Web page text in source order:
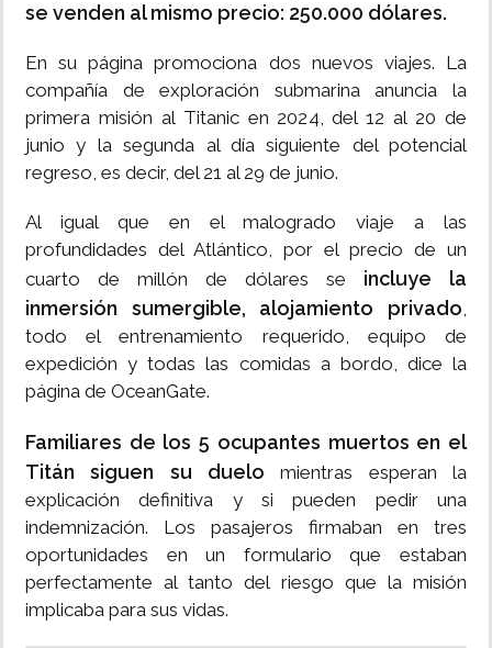
se venden al mismo precio: 250.000 dólares.
En su página promociona dos nuevos viajes. La
compañía de exploración submarina anuncia la
primera misión al Titanic en 2024, del 12 al 20 de
junio y la segunda al día siguiente del potencial
regreso, es decir, del 21 al 29 de junio.
Al igual que en el malogrado viaje a las
profundidades del Atlántico, por el precio de un
cuarto de millón de dólares se incluye la
inmersión sumergible, alojamiento privado,
todo el entrenamiento requerido, equipo de
expedición y todas las comidas a bordo, dice la
página de OceanGate.
Familiares de los 5 ocupantes muertos en el
Titán siguen su duelo mientras esperan la
explicación definitiva y si pueden pedir una
indemnización. Los pasajeros firmaban en tres
oportunidades en un formulario que estaban
perfectamente al tanto del riesgo que la misión
implicaba para sus vidas.